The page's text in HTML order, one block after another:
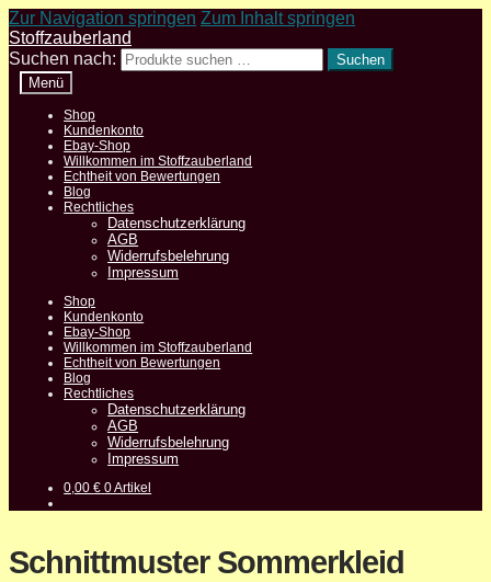
Zur Navigation springen Zum Inhalt springen
Stoffzauberland
Suchen nach:
Suchen
Menü
Shop
Kundenkonto
Ebay-Shop
Willkommen im Stoffzauberland
Echtheit von Bewertungen
Blog
Rechtliches
Datenschutzerklärung
AGB
Widerrufsbelehrung
Impressum
Shop
Kundenkonto
Ebay-Shop
Willkommen im Stoffzauberland
Echtheit von Bewertungen
Blog
Rechtliches
Datenschutzerklärung
AGB
Widerrufsbelehrung
Impressum
0,00€ 0 Artikel
Schnittmuster Sommerkleid